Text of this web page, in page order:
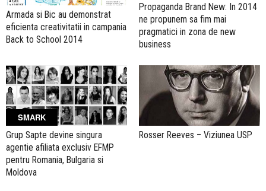
Armada si Bic au demonstrat
eficienta creativitatii in campania
Back to School 2014
Propaganda Brand New: In 2014
ne propunem sa fim mai
pragmatici in zona de new
business
SMARK
Grup Sapte devine singura
agentie afiliata exclusiv EFMP
pentru Romania, Bulgaria si
Moldova
Rosser Reeves – Viziunea USP